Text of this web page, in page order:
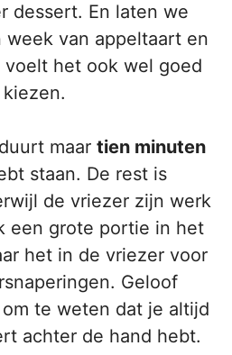
dessert. En laten we
van appeltaart en
voelt het ook wel goed
maar tien minuten
staan. De rest is
de vriezer zijn werk
een grote portie in het
het in de vriezer voor
Geloof
te weten dat je altijd
achter de hand hebt.